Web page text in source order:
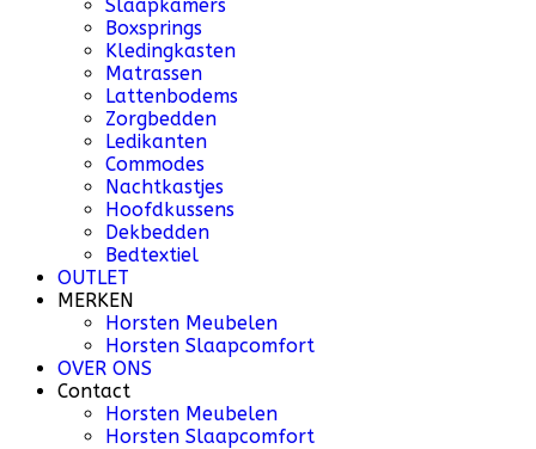
Slaapkamers
Boxsprings
Kledingkasten
Matrassen
Lattenbodems
Zorgbedden
Ledikanten
Commodes
Nachtkastjes
Hoofdkussens
Dekbedden
Bedtextiel
OUTLET
MERKEN
Horsten Meubelen
Horsten Slaapcomfort
OVER ONS
Contact
Horsten Meubelen
Horsten Slaapcomfort